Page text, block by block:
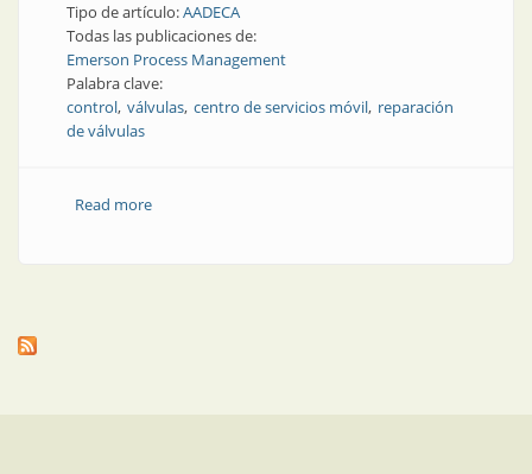
Tipo de artículo:AADECA
Todas las publicaciones de:
Emerson Process Management
Palabra clave:
control válvulas centro de servicios móvil reparación
de válvulas
Read moreabout Elementos finales de control | Nuevo centro